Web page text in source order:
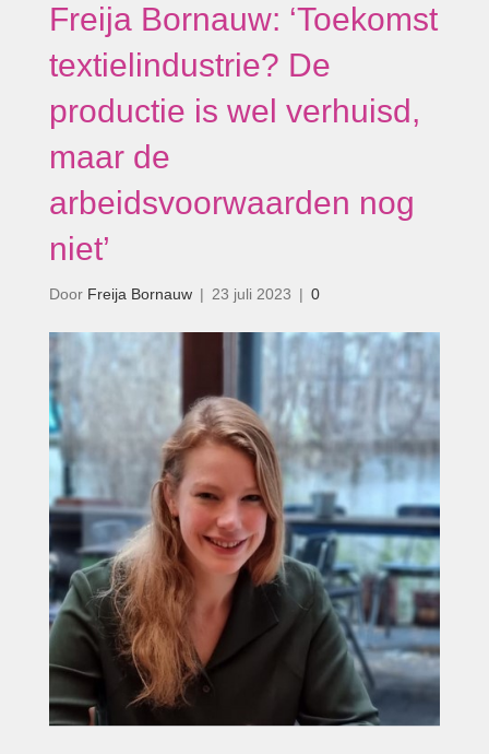
Freija Bornauw: ‘Toekomst
textielindustrie? De
productie is wel verhuisd,
maar de
arbeidsvoorwaarden nog
niet’
Door Freija Bornauw | 23 juli 2023 | 0